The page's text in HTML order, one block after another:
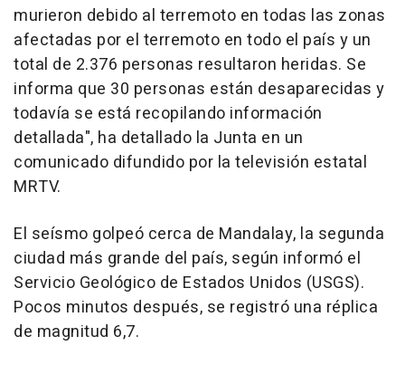
murieron debido al terremoto en todas las zonas
afectadas por el terremoto en todo el país y un
total de 2.376 personas resultaron heridas. Se
informa que 30 personas están desaparecidas y
todavía se está recopilando información
detallada", ha detallado la Junta en un
comunicado difundido por la televisión estatal
MRTV.
El seísmo golpeó cerca de Mandalay, la segunda
ciudad más grande del país, según informó el
Servicio Geológico de Estados Unidos (USGS).
Pocos minutos después, se registró una réplica
de magnitud 6,7.